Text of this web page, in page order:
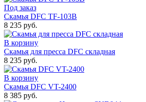
Под заказ
Скамья DFC TF-103B
8 235 руб.
В корзину
Скамья для пресса DFC складная
8 235 руб.
В корзину
Скамья DFC VT-2400
8 385 руб.